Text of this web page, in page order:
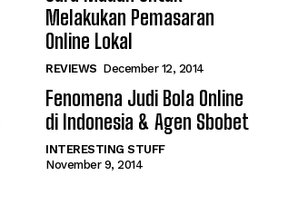
Melakukan Pemasaran
Online Lokal
REVIEWS December 12, 2014
Fenomena Judi Bola Online
di Indonesia & Agen Sbobet
INTERESTING STUFF
November 9, 2014